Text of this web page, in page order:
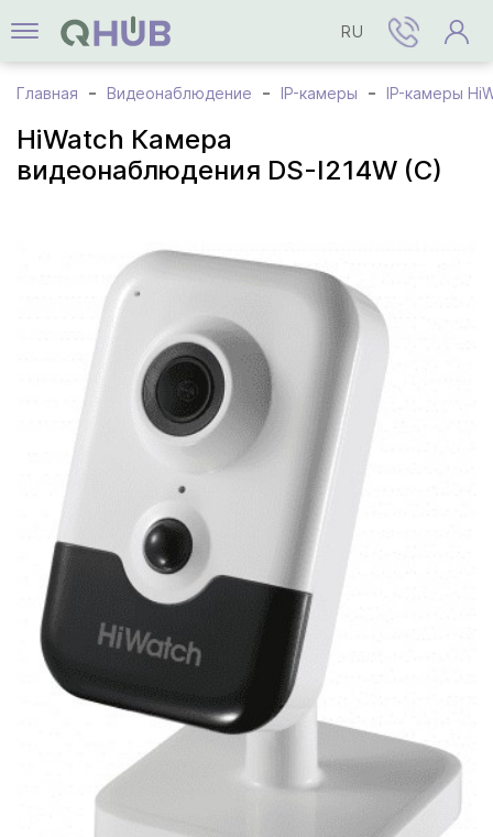
RU
Главная Видеонаблюдение IP-камеры IP-камеры
HiWatch Камера
видеонаблюдения DS-I214W (C)